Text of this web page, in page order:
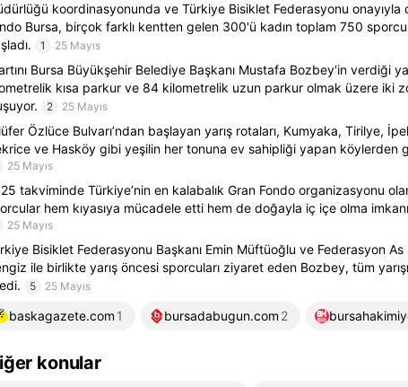
koordinasyonunda ve Türkiye Bisiklet Federasyonu onayıyla
Bursa, birçok farklı kentten gelen 300'ü kadın toplam 750
1 25 Mayıs
Bursa Büyükşehir Belediye Başkanı Mustafa Bozbey'in verdiği
kısa parkur ve 84 kilometrelik uzun parkur olmak üzere iki
2 25 Mayıs
Özlüce Bulvarı’ndan başlayan yarış rotaları, Kumyaka, Tirilye,
ve Hasköy gibi yeşilin her tonuna ev sahipliği yapan köylerden
25 Mayıs
takviminde Türkiye’nin en kalabalık Gran Fondo organizasyonu
hem kıyasıya mücadele etti hem de doğayla iç içe olma
25 Mayıs
Bisiklet Federasyonu Başkanı Emin Müftüoğlu ve Federasyon As
ile birlikte yarış öncesi sporcuları ziyaret eden Bozbey, tüm
5 25 Mayıs
baskagazete.com 1 bursadabugun.com 2
konular